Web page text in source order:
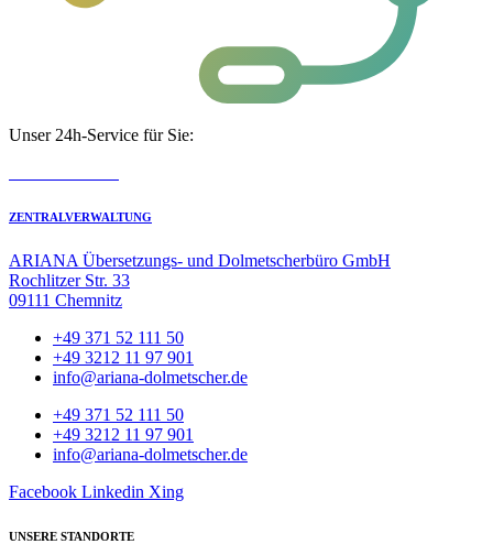
Unser 24h-Service für Sie:
ZENTRALVERWALTUNG
ARIANA Übersetzungs- und Dolmetscherbüro GmbH
Rochlitzer Str. 33
09111 Chemnitz
+49 371 52 111 50
+49 3212 11 97 901
info@ariana-dolmetscher.de
+49 371 52 111 50
+49 3212 11 97 901
info@ariana-dolmetscher.de
Facebook Linkedin Xing
UNSERE STANDORTE